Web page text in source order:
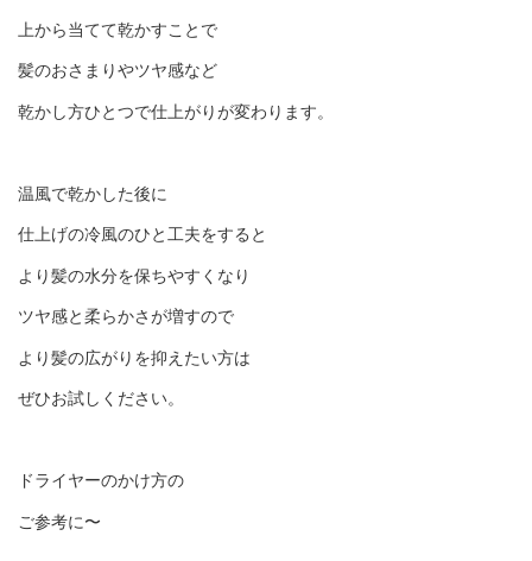
上から当てて乾かすことで
髪のおさまりやツヤ感など
乾かし方ひとつで仕上がりが変わります。
温風で乾かした後に
仕上げの冷風のひと工夫をすると
より髪の水分を保ちやすくなり
ツヤ感と柔らかさが増すので
より髪の広がりを抑えたい方は
ぜひお試しください。
ドライヤーのかけ方の
ご参考に〜